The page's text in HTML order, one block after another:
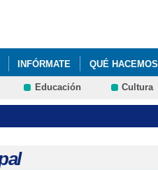
INFÓRMATE QUÉ HACEMOS
Educación Cultura